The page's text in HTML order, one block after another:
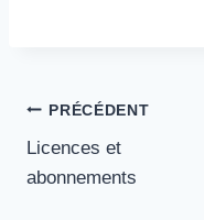
Navigation
de
PRÉCÉDENT
Licences et
abonnements